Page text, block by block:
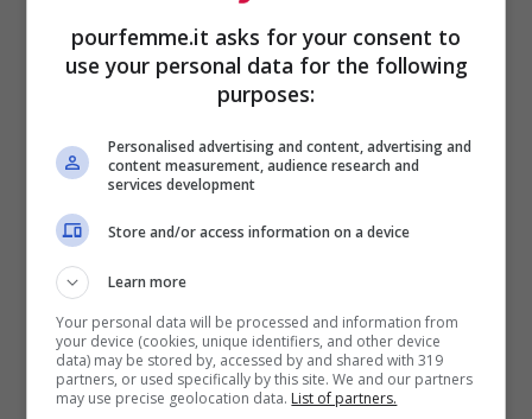
12 Marzo 2020
Lifestyle
Serie tv per la famiglia e
film: le migliori
pourfemme.it asks for your consent to
use your personal data for the following
purposes:
Personalised advertising and content, advertising and
content measurement, audience research and
services development
Store and/or access information on a device
Learn more
Your personal data will be processed and information from
your device (cookies, unique identifiers, and other device
data) may be stored by, accessed by and shared with 319
partners, or used specifically by this site. We and our partners
may use precise geolocation data. List of partners.